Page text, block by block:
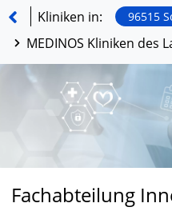
Kliniken in: 96515
Fachabteilung